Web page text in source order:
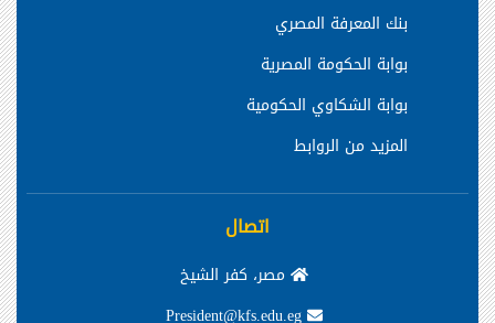
بنك المعرفة المصري
بوابة الحكومة المصرية
بوابة الشكاوي الحكومية
المزيد من الروابط
اتصال
مصر، كفر الشيخ